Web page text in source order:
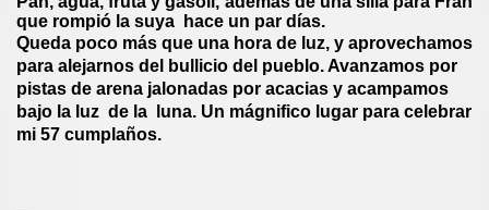
que rompió la suya hace un par días.
Queda poco más que una hora de luz, y aprovechamos
para alejarnos del bullicio del pueblo. Avanzamos por
pistas de arena jalonadas por acacias y acampamos
bajo la luz de la luna. Un mágnifico lugar para celebrar
mi 57 cumplaños.